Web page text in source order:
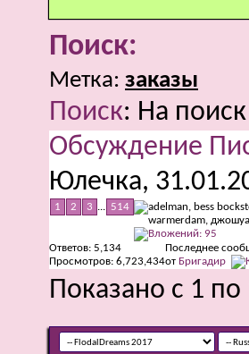
Поиск:
Метка: заказы
Поиск: На
Обсуждение
Юлечка,
1 2 3 ... 514
Ответов: 5,134
Просмотров: 6,723,434
Последнее
от Бригадир
Показано с 1 по